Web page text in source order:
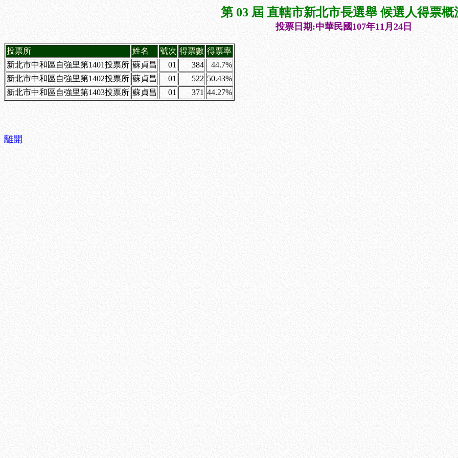
第 03 屆 直轄市新北市長選舉 候選人得票概
投票日期:中華民國107年11月24日
投票所 姓名 號次 得票數 得票率
新北市中和區自強里第1401投票所 蘇貞昌 01 384
44.7%
新北市中和區自強里第1402投票所 蘇貞昌 01 522 50.43%
新北市中和區自強里第1403投票所 蘇貞昌 01 371 44.27%
離開